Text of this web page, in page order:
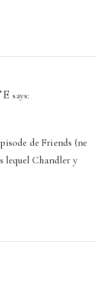
says:
de Friends (ne
lequel Chandler y